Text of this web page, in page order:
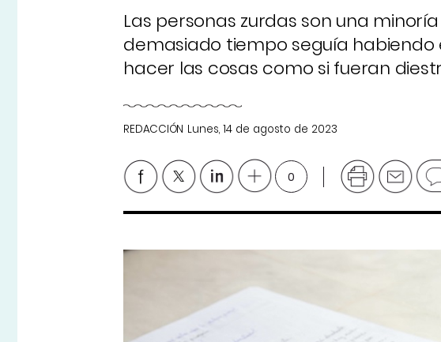
Las personas zurdas son una
demasiado tiempo seguía habiendo
hacer las cosas como si fueran
REDACCIÓN Lunes, 14 de agosto de 2023
0